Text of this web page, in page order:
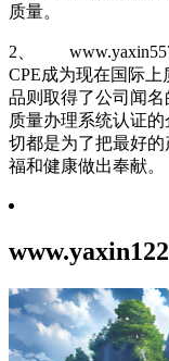
质量。
2、
CPE成为现在国际
品则取得了公司闻
质量办理系统认证
切都是为了把最好
福和健康做出奉献。